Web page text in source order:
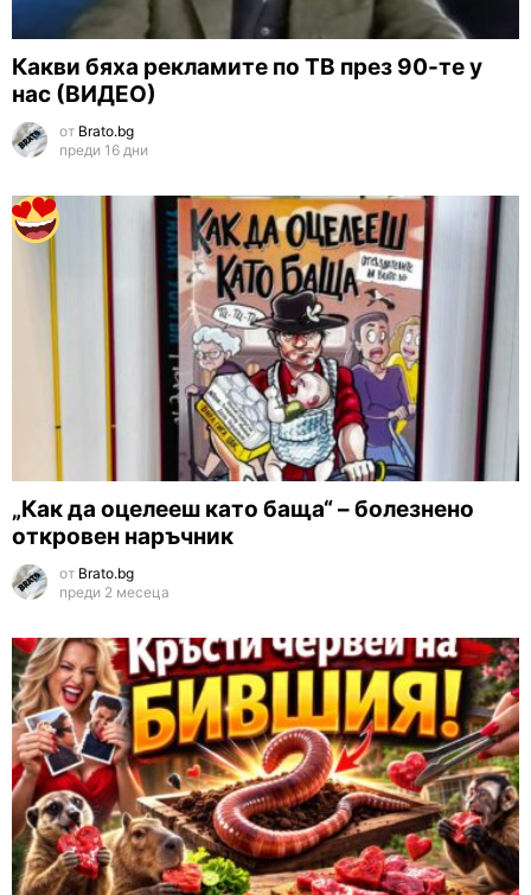
Какви бяха рекламите по ТВ през 90-те у
нас (ВИДЕО)
от Brato.bg
преди 16 дни
„Как да оцелееш като баща“ – болезнено
откровен наръчник
от Brato.bg
преди 2 месеца